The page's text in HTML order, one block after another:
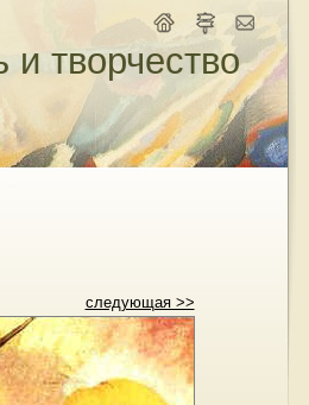
творчество
следующая >>